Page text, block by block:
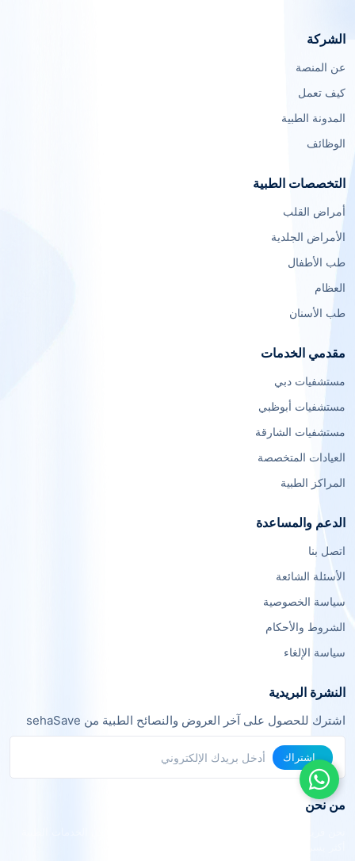
الشركة
عن المنصة
كيف تعمل
المدونة الطبية
الوظائف
التخصصات الطبية
أمراض القلب
الأمراض الجلدية
طب الأطفال
العظام
طب الأسنان
مقدمي الخدمات
مستشفيات دبي
مستشفيات أبوظبي
مستشفيات الشارقة
العيادات المتخصصة
المراكز الطبية
الدعم والمساعدة
اتصل بنا
الأسئلة الشائعة
سياسة الخصوصية
الشروط والأحكام
سياسة الإلغاء
النشرة البريدية
اشترك للحصول على آخر العروض والنصائح الطبية من sehaSave
اشتراك
من نحن